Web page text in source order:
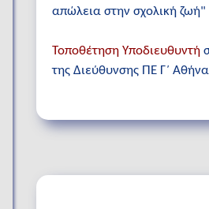
απώλεια στην σχολική
Τοποθέτηση Υποδιευθυντή
της Διεύθυνσης ΠΕ Γ΄